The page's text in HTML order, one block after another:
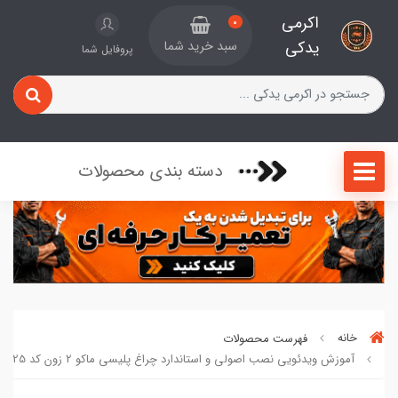
اکرمی
یدکی
0
سبد خرید شما پروفایل شما
دسته بندی محصولات
خانه
فهرست محصولات
آموزش ویدئویی نصب اصولی و استاندارد چراغ پلیسی ماکو 2 زون کد 409425